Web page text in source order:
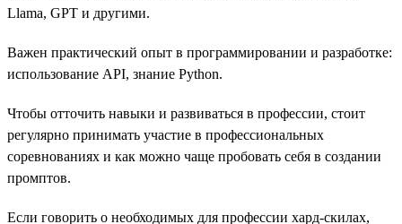
Llama, GPT и другими.
Важен практический опыт в программировании и разработке:
использование API, знание Python.
Чтобы отточить навыки и развиваться в профессии, стоит
регулярно принимать участие в профессиональных
соревнованиях и как можно чаще пробовать себя в создании
промптов.
Если говорить о необходимых для профессии хард-скилах,